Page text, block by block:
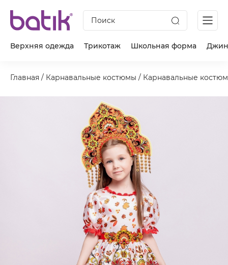
Поиск
Верхняя одежда Трикотаж Школьная форма
Главная / Карнавальные костюмы / Карнавальные